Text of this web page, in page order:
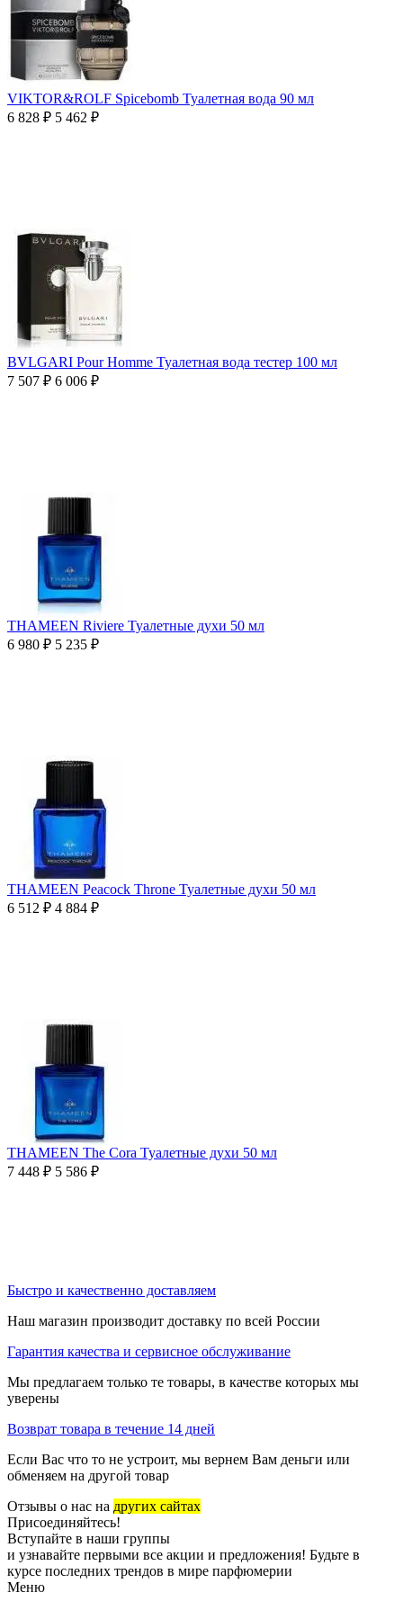
VIKTOR&ROLF Spicebomb Туалетная вода 90 мл
6 828 ₽ 5 462 ₽
BVLGARI Pour Homme Туалетная вода тестер 100 мл
7 507 ₽ 6 006 ₽
THAMEEN Riviere Туалетные духи 50 мл
6 980 ₽ 5 235 ₽
THAMEEN Peacock Throne Туалетные духи 50 мл
6 512 ₽ 4 884 ₽
THAMEEN The Cora Туалетные духи 50 мл
7 448 ₽ 5 586 ₽
Быстро и качественно доставляем
Наш магазин производит доставку по всей России
Гарантия качества и сервисное обслуживание
Мы предлагаем только те товары, в качестве которых мы
уверены
Возврат товара в течение 14 дней
Если Вас что то не устроит, мы вернем Вам деньги или
обменяем на другой товар
Отзывы о нас на других сайтах
Присоединяйтесь!
Вступайте в наши группы
и узнавайте первыми все акции и предложения! Будьте в
курсе последних трендов в мире парфюмерии
Меню